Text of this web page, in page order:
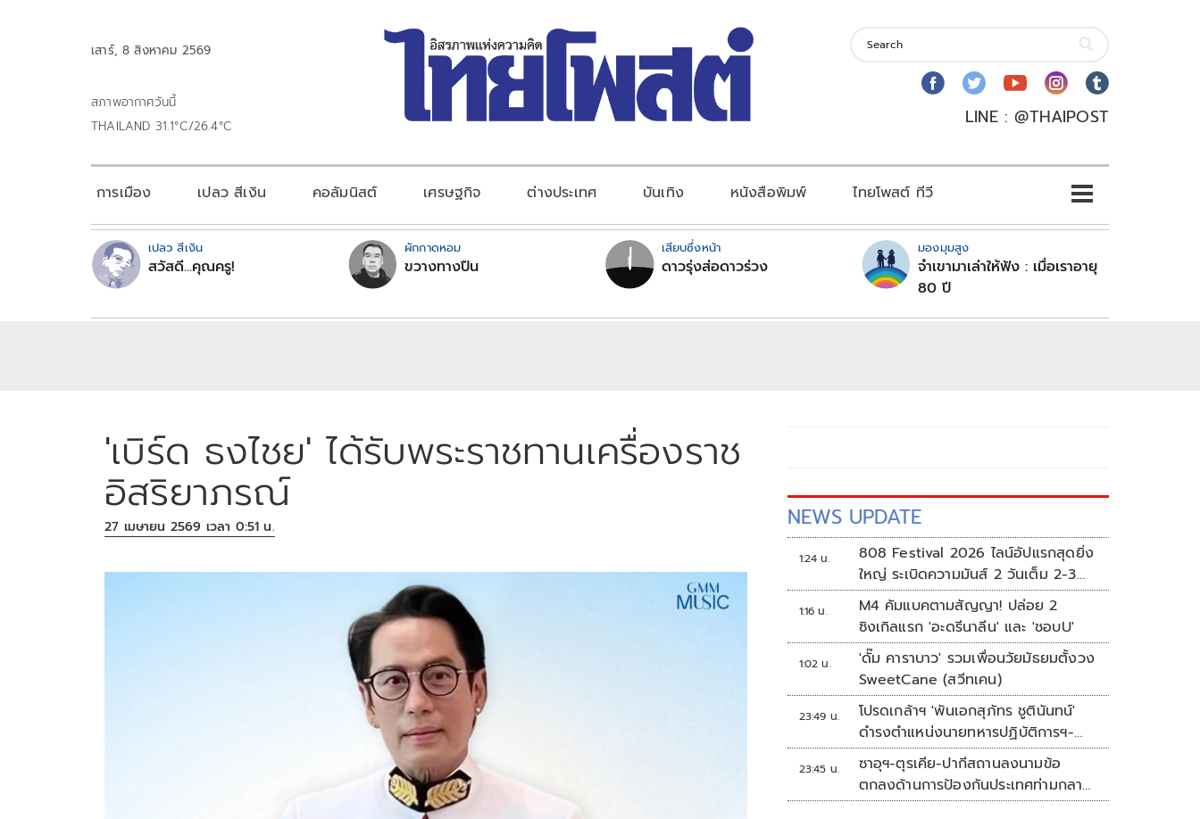
เสาร์, 8 สิงหาคม 2569
สภาพอากาศวันนี้
THAILAND 31.1°C/26.4°C
LINE : @THAIPOST
การเมือง เปลว สีเงิน คอลัมนิสต์ เศรษฐกิจ ต่างประเทศ บันเทิง หนังสือพิมพ์ ไทยโพสต์ ทีวี
เปลว สีเงิน
สวัสดี...คุณครู!
ผักกาดหอม
ขวางทางปืน
เสียบซึ่งหน้า
ดาวรุ่งส่อดาวร่วง
มองมุมสูง
จำเขามาเล่าให้ฟัง : เมื่อเราอายุ
80 ปี
'เบิร์ด ธงไชย' ได้รับพระราชทานเครื่องราช
อิสริยาภรณ์
27 เมษายน 2569 เวลา 0:51 น. NEWS UPDATE
1:24 น.
808 Festival 2026 ไลน์อัปแรกสุดยิ่ง
ใหญ่ ระเบิดความมันส์ 2 วันเต็ม 2-3
ต.ค.นี้
1:16 น.
M4 คัมแบคตามสัญญา! ปล่อย 2
ซิงเกิลแรก 'อะดรีนาลีน' และ 'ชอบU'
1:02 น.
'ดั๊ม คาราบาว' รวมเพื่อนวัยมัธยมตั้งวง
SweetCane (สวีทเคน)
23:49 น.
โปรดเกล้าฯ 'พันเอกสุภัทร ชูตินันทน์'
ดำรงตำแหน่งนายทหารปฏิบัติการฯ-
พระราชทานยศ 'พลตรี'
23:45 น.
ซาอุฯ-ตุรเคีย-ปากีสถานลงนามข้อ
ตกลงด้านการป้องกันประเทศท่ามกลาง
สงครามในภูมิภาค